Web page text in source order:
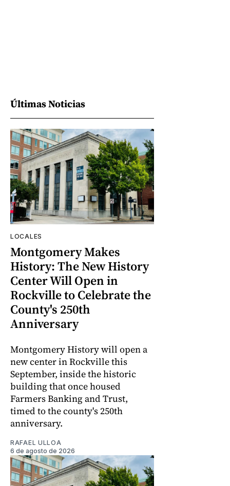
Últimas Noticias
LOCALES
Montgomery Makes
History: The New History
Center Will Open in
Rockville to Celebrate the
County's 250th
Anniversary
Montgomery History will open a
new center in Rockville this
September, inside the historic
building that once housed
Farmers Banking and Trust,
timed to the county's 250th
anniversary.
RAFAEL ULLOA
6 de agosto de 2026